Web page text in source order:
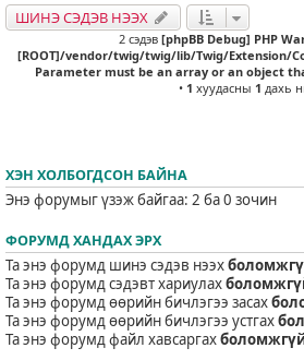
ШИНЭ СЭДЭВ НЭЭХ
2 сэдэв [phpBB Debug] PHP
[ROOT]/vendor/twig/twig/lib/Twig/Extension/
Parameter must be an array or an object
• 1 хуудасны 1 дахь
ХЭН ХОЛБОГДСОН БАЙНА
Энэ форумыг үзэж байгаа: 2 ба 0 зочин
ФОРУМД ХАНДАХ ЭРХ
Та энэ форумд шинэ сэдэв нээх
Та энэ форумд сэдэвт хариулах
Та энэ форумд өөрийн бичлэгээ засах
Та энэ форумд өөрийн бичлэгээ устгах
Та энэ форумд файл хавсаргах